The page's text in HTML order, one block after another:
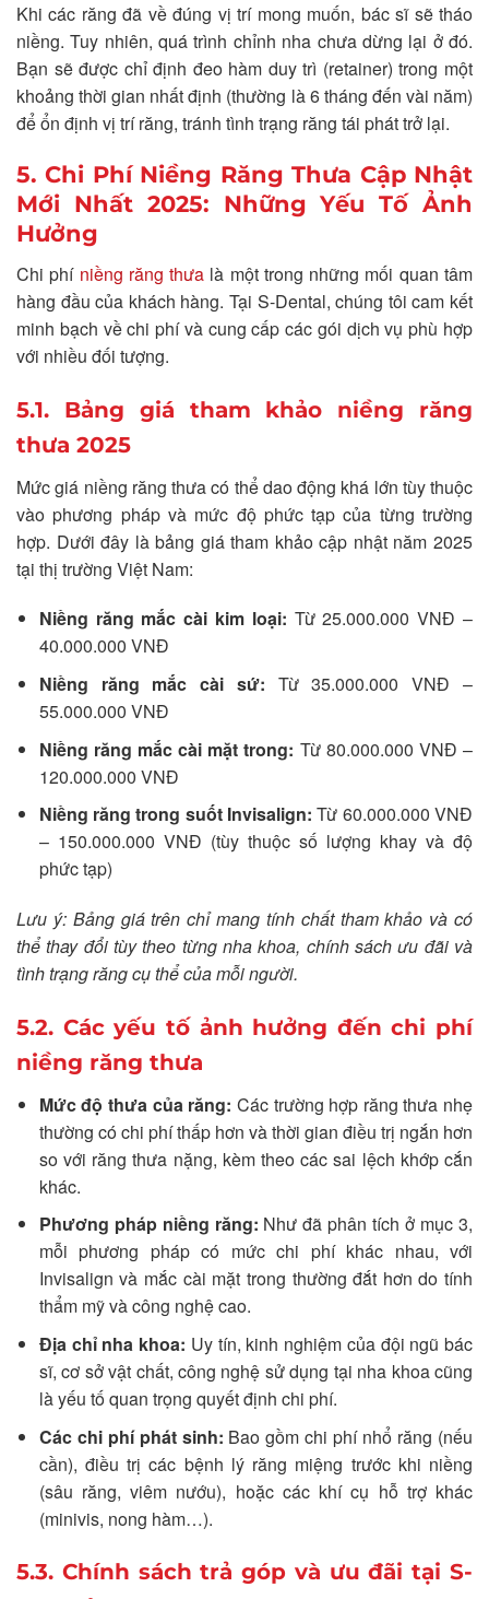
Khi các răng đã về đúng vị trí mong muốn, bác sĩ sẽ tháo
niềng. Tuy nhiên, quá trình chỉnh nha chưa dừng lại ở đó.
Bạn sẽ được chỉ định đeo hàm duy trì (retainer) trong một
khoảng thời gian nhất định (thường là 6 tháng đến vài năm)
để ổn định vị trí răng, tránh tình trạng răng tái phát trở lại.
5. Chi Phí Niềng Răng Thưa Cập Nhật
Mới Nhất 2025: Những Yếu Tố Ảnh
Hưởng
Chi phí niềng răng thưa là một trong những mối quan tâm
hàng đầu của khách hàng. Tại S-Dental, chúng tôi cam kết
minh bạch về chi phí và cung cấp các gói dịch vụ phù hợp
với nhiều đối tượng.
5.1. Bảng giá tham khảo niềng răng
thưa 2025
Mức giá niềng răng thưa có thể dao động khá lớn tùy thuộc
vào phương pháp và mức độ phức tạp của từng trường
hợp. Dưới đây là bảng giá tham khảo cập nhật năm 2025
tại thị trường Việt Nam:
Niềng răng mắc cài kim loại: Từ 25.000.000 VNĐ –
40.000.000 VNĐ
Niềng răng mắc cài sứ: Từ 35.000.000 VNĐ –
55.000.000 VNĐ
Niềng răng mắc cài mặt trong: Từ 80.000.000 VNĐ –
120.000.000 VNĐ
Niềng răng trong suốt Invisalign: Từ 60.000.000 VNĐ
– 150.000.000 VNĐ (tùy thuộc số lượng khay và độ
phức tạp)
Lưu ý: Bảng giá trên chỉ mang tính chất tham khảo và có
thể thay đổi tùy theo từng nha khoa, chính sách ưu đãi và
tình trạng răng cụ thể của mỗi người.
5.2. Các yếu tố ảnh hưởng đến chi phí
niềng răng thưa
Mức độ thưa của răng: Các trường hợp răng thưa nhẹ
thường có chi phí thấp hơn và thời gian điều trị ngắn hơn
so với răng thưa nặng, kèm theo các sai lệch khớp cắn
khác.
Phương pháp niềng răng: Như đã phân tích ở mục 3,
mỗi phương pháp có mức chi phí khác nhau, với
Invisalign và mắc cài mặt trong thường đắt hơn do tính
thẩm mỹ và công nghệ cao.
Địa chỉ nha khoa: Uy tín, kinh nghiệm của đội ngũ bác
sĩ, cơ sở vật chất, công nghệ sử dụng tại nha khoa cũng
là yếu tố quan trọng quyết định chi phí.
Các chi phí phát sinh: Bao gồm chi phí nhổ răng (nếu
cần), điều trị các bệnh lý răng miệng trước khi niềng
(sâu răng, viêm nướu), hoặc các khí cụ hỗ trợ khác
(minivis, nong hàm…).
5.3. Chính sách trả góp và ưu đãi tại S-